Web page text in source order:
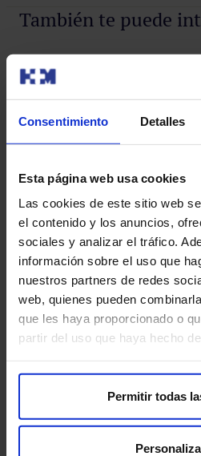
Consentimiento Detalles
Esta página web usa cookies
Las cookies de este sitio web
el contenido y los anuncios,
sociales y analizar el tráfico.
información sobre el uso que
nuestros partners de redes
web, quienes pueden
que les haya proporcionado o
partir del uso que haya hecho
Permitir todas
También te puede
El 45% de los hospitales
privados y más de
tienen un seguro privado
– Galicia destina anualmente
contratación de servicios
Leer más